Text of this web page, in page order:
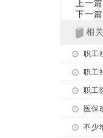
上一
下一
相
职工
职工
职工
医保
不少